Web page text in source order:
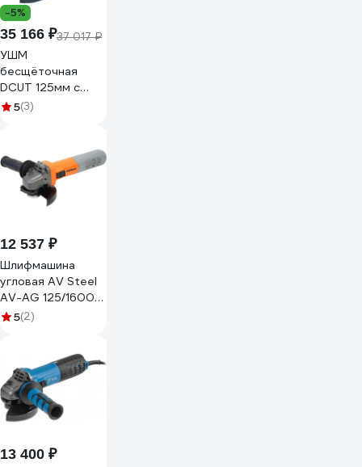
-5%
35 166 ₽37 017 ₽
УШМ
бесщёточная
DCUT 125мм с
регулировкой
6000-11000 об/
мин SP05
DBG12517V-SP05
5(3)
12 537 ₽
Шлифмашина
угловая AV Steel
AV-AG 125/1600
BL AV-962115
5(2)
13 400 ₽